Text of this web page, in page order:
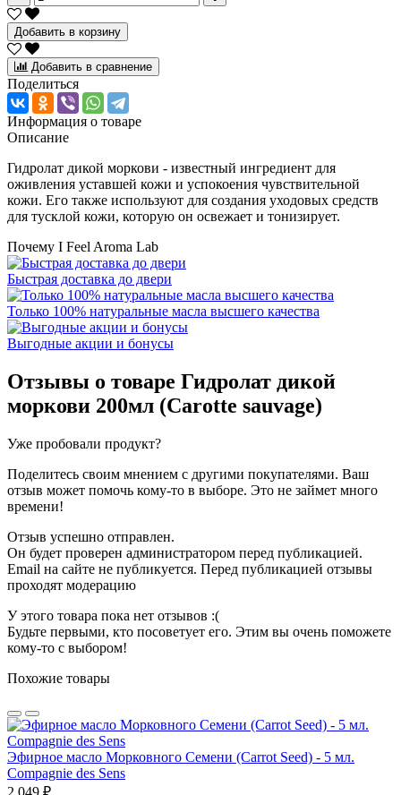
Добавить в корзину
Добавить в сравнение
Поделиться
Информация о товаре
Описание
Гидролат дикой моркови - известный ингредиент для
оживления уставшей кожи и успокоения чувствительной
кожи. Его также используют для создания уходовых средств
для тусклой кожи, которую он освежает и тонизирует.
Почему I Feel Aroma Lab
Быстрая доставка до двери
Только 100% натуральные масла высшего качества
Выгодные акции и бонусы
Отзывы о товаре Гидролат дикой
моркови 200мл (Carotte sauvage)
Уже пробовали продукт?
Поделитесь своим мнением с другими покупателями. Ваш
отзыв может помочь кому-то в выборе. Это не займет много
времени!
Отзыв успешно отправлен.
Он будет проверен администратором перед публикацией.
Email на сайте не публикуется. Перед публикацией отзывы
проходят модерацию
У этого товара пока нет отзывов :(
Будьте первыми, кто посоветует его. Этим вы очень поможете
кому-то с выбором!
Похожие товары
Эфирное масло Морковного Семени (Carrot Seed) - 5 мл.
Compagnie des Sens
2 049 ₽